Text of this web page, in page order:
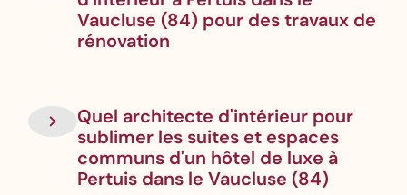
Vaucluse (84) pour des travaux de
rénovation
Quel architecte d'intérieur pour
sublimer les suites et espaces
communs d'un hôtel de luxe à
Pertuis dans le Vaucluse (84)